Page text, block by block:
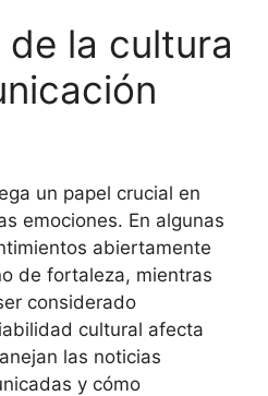
la cultura
un papel crucial en
emociones. En algunas
abiertamente
de fortaleza, mientras
considerado
cultural afecta
las noticias
y cómo